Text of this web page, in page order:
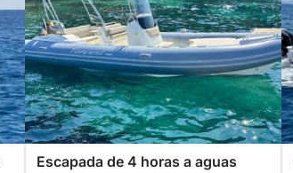
Escapada de 4 horas a aguas